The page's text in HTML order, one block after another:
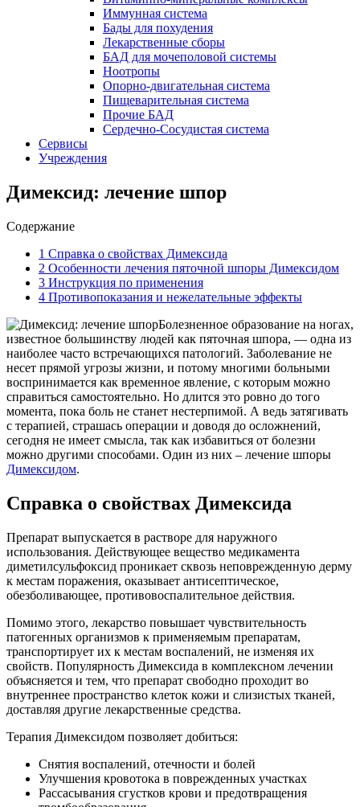
Иммунная система
Бады для похудения
Лекарственные сборы
БАД для мочеполовой системы
Ноотропы
Опорно-двигательная система
Пищеварительная система
Прочие БАД
Сердечно-Сосудистая система
Сервисы
Учреждения
Димексид: лечение шпор
Содержание
1 Справка о свойствах Димексида
2 Особенности лечения пяточной шпоры Димексидом
3 Инструкция по применения
4 Противопоказания и нежелательные эффекты
Болезненное образование на ногах,
известное большинству людей как пяточная шпора, — одна из
наиболее часто встречающихся патологий. Заболевание не
несет прямой угрозы жизни, и потому многими больными
воспринимается как временное явление, с которым можно
справиться самостоятельно. Но длится это ровно до того
момента, пока боль не станет нестерпимой. А ведь затягивать
с терапией, страшась операции и доводя до осложнений,
сегодня не имеет смысла, так как избавиться от болезни
можно другими способами. Один из них – лечение шпоры
Димексидом.
Справка о свойствах Димексида
Препарат выпускается в растворе для наружного
использования. Действующее вещество медикамента
диметилсульфоксид проникает сквозь неповрежденную дерму
к местам поражения, оказывает антисептическое,
обезболивающее, противовоспалительное действия.
Помимо этого, лекарство повышает чувствительность
патогенных организмов к применяемым препаратам,
транспортирует их к местам воспалений, не изменяя их
свойств. Популярность Димексида в комплексном лечении
объясняется и тем, что препарат свободно проходит во
внутреннее пространство клеток кожи и слизистых тканей,
доставляя другие лекарственные средства.
Терапия Димексидом позволяет добиться:
Снятия воспалений, отечности и болей
Улучшения кровотока в поврежденных участках
Рассасывания сгустков крови и предотвращения